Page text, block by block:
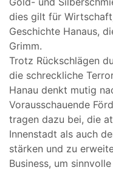
dies gilt für
Geschichte Hanaus,
Grimm.
Trotz Rückschlägen
die schreckliche
Hanau denkt mutig
Vorausschauende
tragen dazu bei, die
Innenstadt als auch
stärken und zu
Business, um